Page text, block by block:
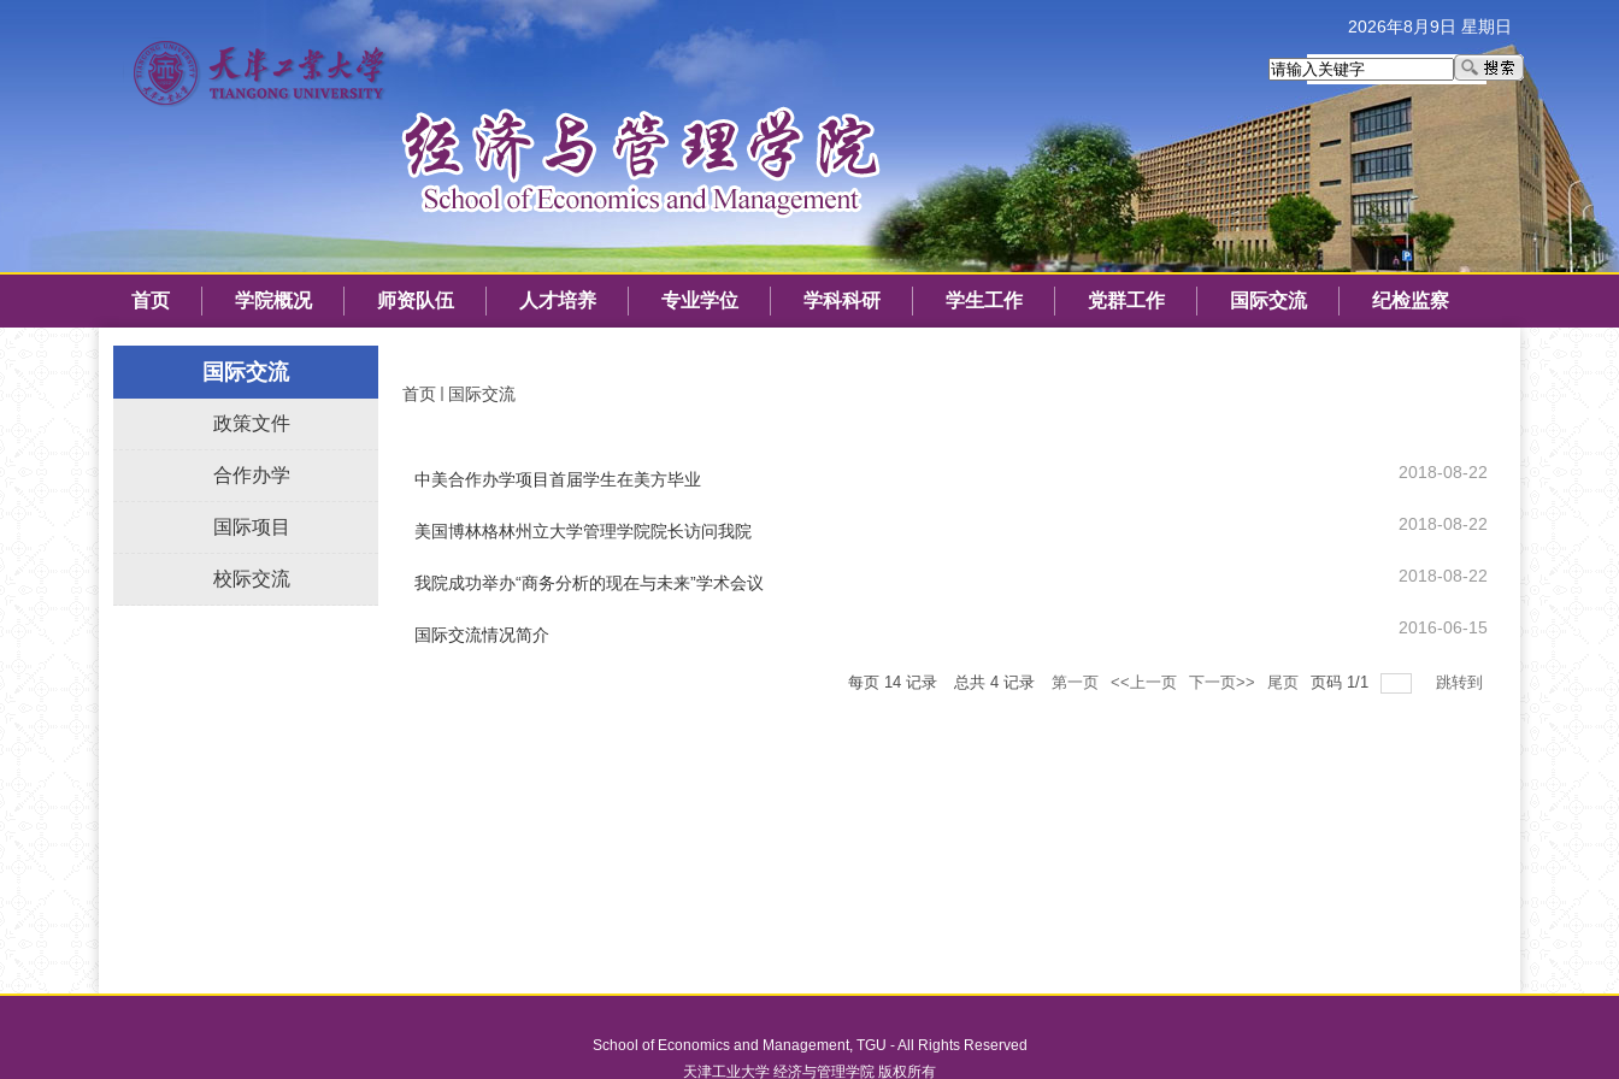
2026年8月9日 星期日
首页 学院概况 师资队伍 人才培养 专业学位 学科科研 学生工作 党群工作 国际交流 纪检监察
国际交流
政策文件
合作办学
国际项目
校际交流
首页 国际交流
中美合作办学项目首届学生在美方毕业 2018-08-22
美国博林格林州立大学管理学院院长访问我院 2018-08-22
我院成功举办“商务分析的现在与未来”学术会议 2018-08-22
国际交流情况简介 2016-06-15
每页 14 记录 总共 4 记录 第一页 <<上一页 下一页>> 尾页 页码 1/1 跳转到
School of Economics and Management, TGU - All Rights Reserved
天津工业大学 经济与管理学院 版权所有